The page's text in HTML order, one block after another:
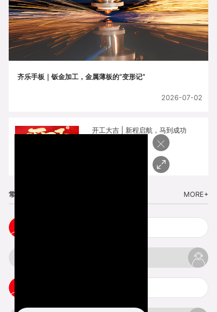
齐乐手板｜钣金加工，金属薄板的“变形记”
2026-07-02
开工大吉 | 新程启航，马到成功
常见问题 MORE+
×